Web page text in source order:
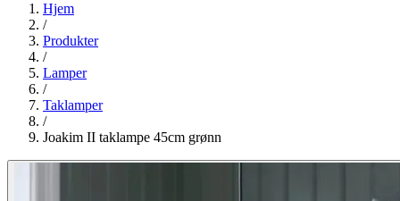
Hjem
/
Produkter
/
Lamper
/
Taklamper
/
Joakim II taklampe 45cm grønn